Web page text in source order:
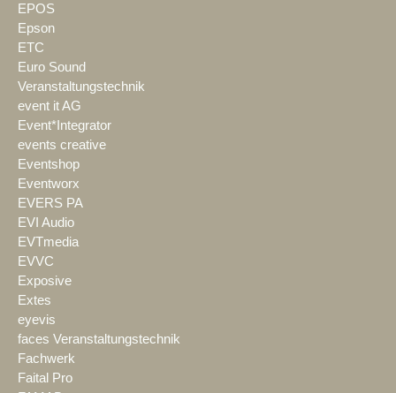
EPOS
Epson
ETC
Euro Sound
Veranstaltungstechnik
event it AG
Event*Integrator
events creative
Eventshop
Eventworx
EVERS PA
EVI Audio
EVTmedia
EVVC
Exposive
Extes
eyevis
faces Veranstaltungstechnik
Fachwerk
Faital Pro